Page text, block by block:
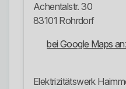
Achentalstr. 30
83101 Rohrdorf
bei Google Maps
Elektrizitätswerk